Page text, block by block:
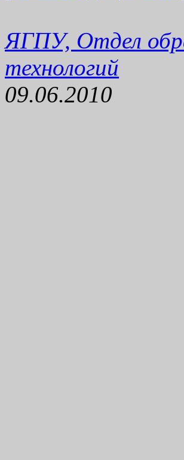
ЯГПУ, Отдел
технологий
09.06.2010